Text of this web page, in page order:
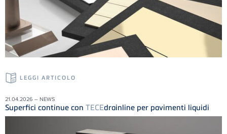
LEGGI ARTICOLO
21.04.2026 – NEWS
Superfici continue con TECEdrainline per pavimenti liquidi